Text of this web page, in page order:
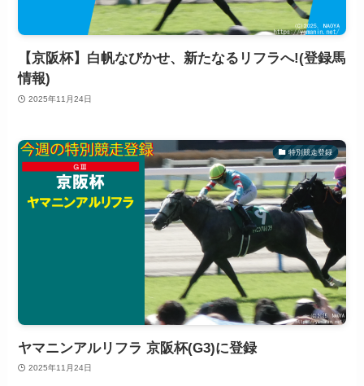
【京阪杯】白帆なびかせ、新たなるリフラへ!(登録馬
情報)
2025年11月24日
特別競走登録
ヤマニンアルリフラ 京阪杯(G3)に登録
2025年11月24日